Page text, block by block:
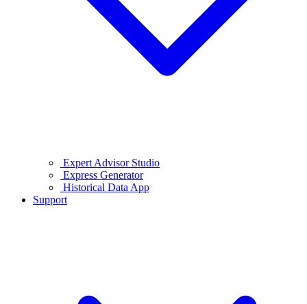
Expert Advisor Studio
Express Generator
Historical Data App
Support